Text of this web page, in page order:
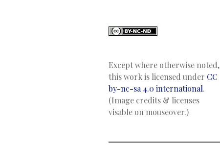
Except where otherwise noted,
this work is licensed under CC
by-nc-sa 4.0 international.
(Image credits & licenses
visable on mouseover.)